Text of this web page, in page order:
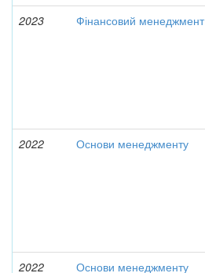
2023
Фінансовий менеджмент
2022
Основи менеджменту
2022
Основи менеджменту